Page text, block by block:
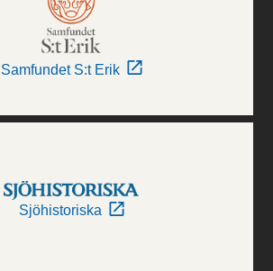
Samfundet S:t Erik
Sjöhistoriska